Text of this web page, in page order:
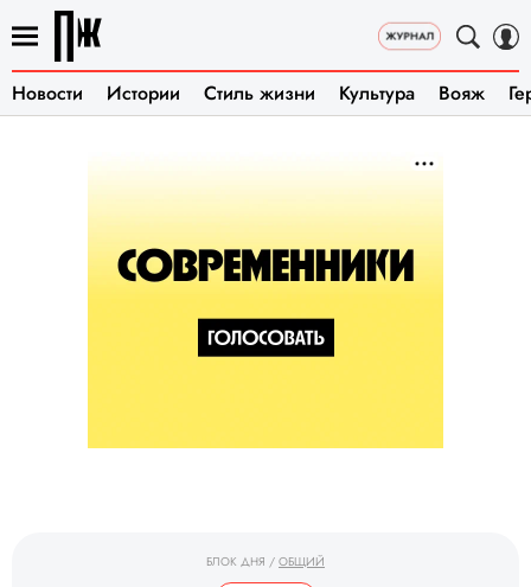
Новости Истории Стиль жизни Культура Вояж
БЛОК ДНЯ / ОБЩИЙ